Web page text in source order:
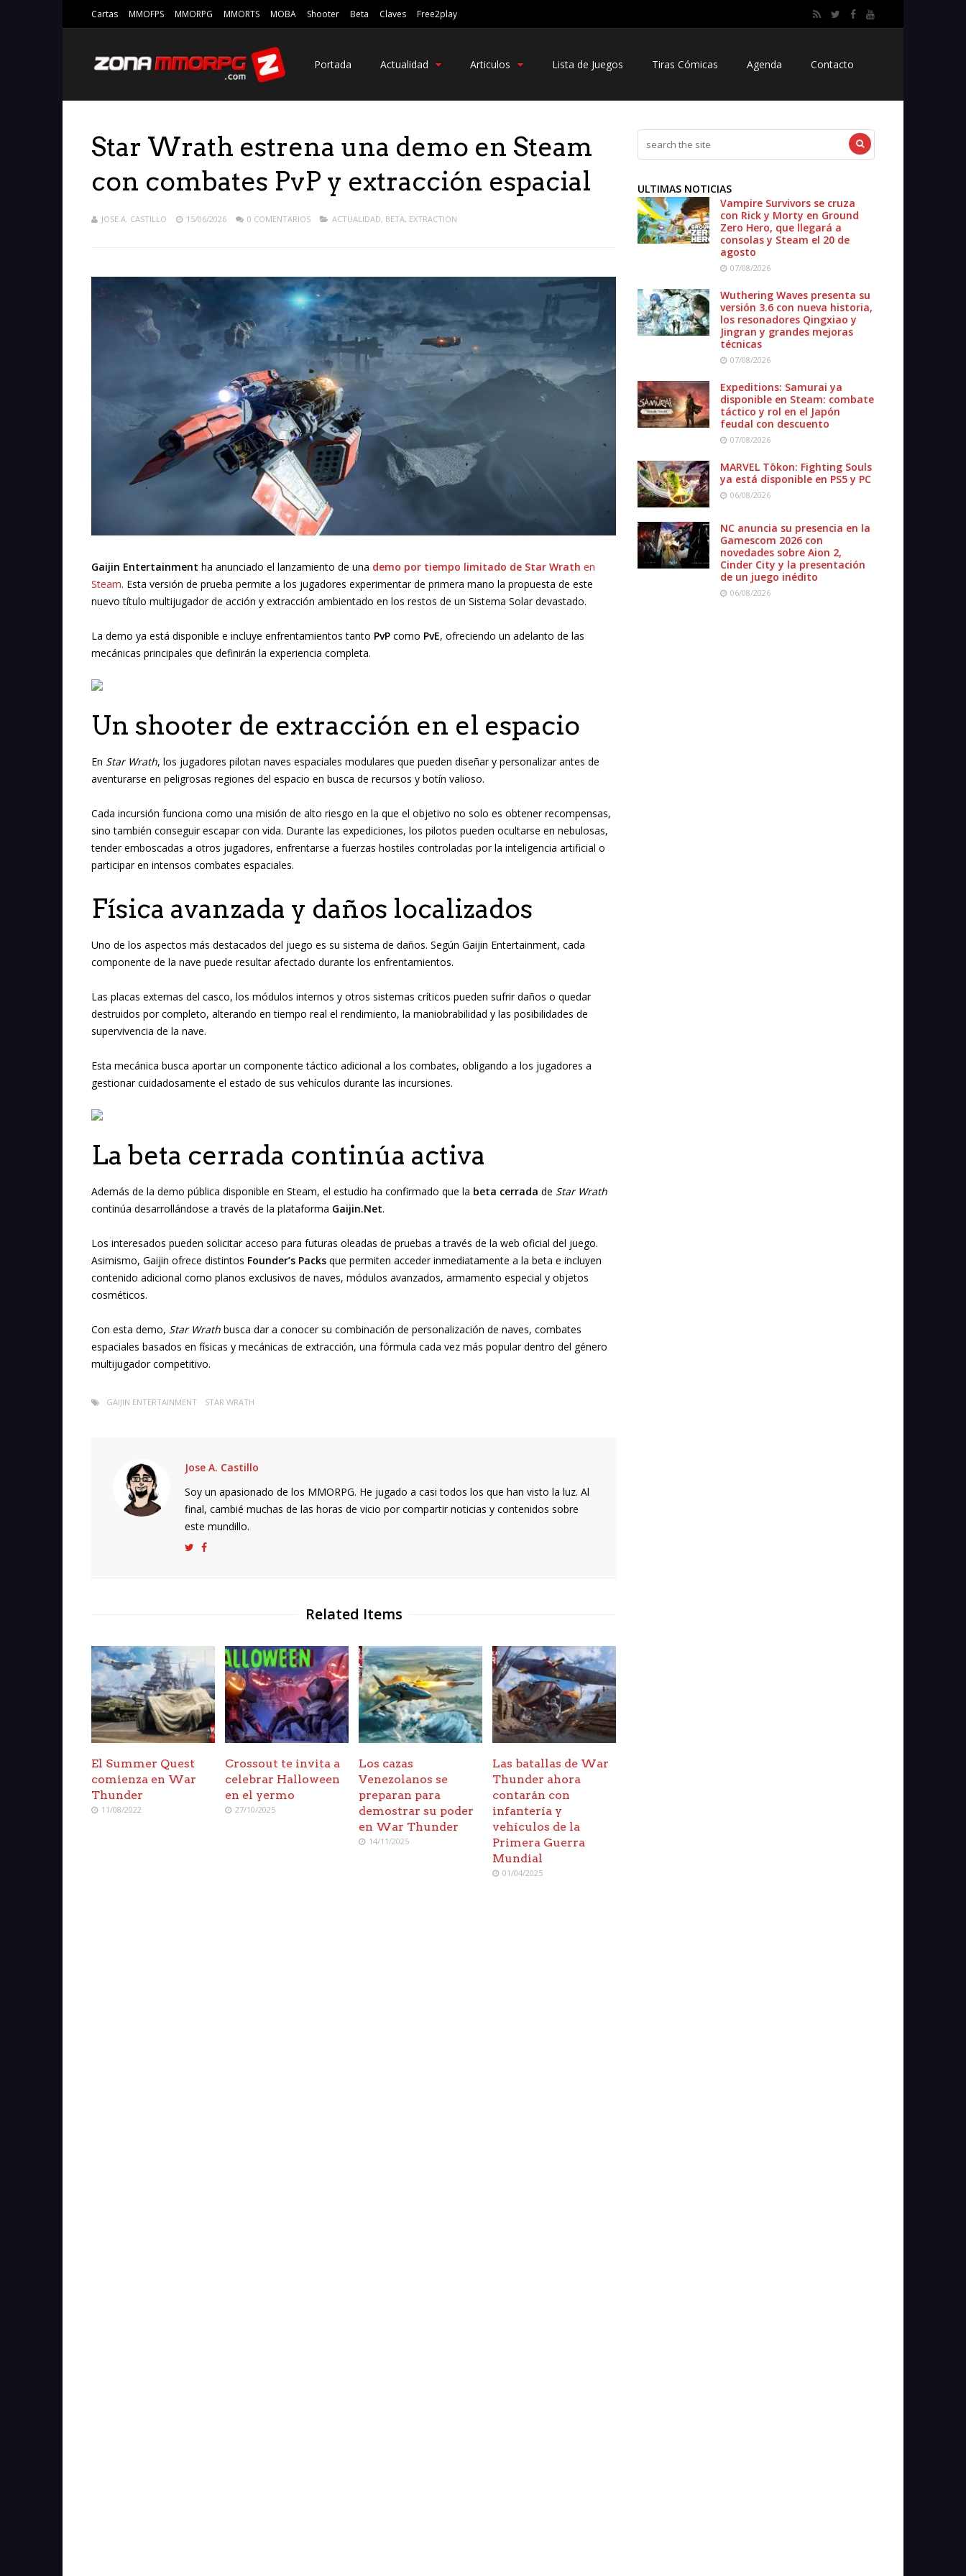
Cartas MMOFPS MMORPG MMORTS MOBA Shooter Beta Claves Free2play
Portada Actualidad Articulos Lista de Juegos Tiras Cómicas Agenda Contacto
Star Wrath estrena una demo en Steam
con combates PvP y extracción espacial
JOSE A. CASTILLO 15/06/2026 0 COMENTARIOS ACTUALIDAD, BETA, EXTRACTION
Gaijin Entertainment ha anunciado el lanzamiento de una demo por tiempo limitado de Star Wrath en
Steam. Esta versión de prueba permite a los jugadores experimentar de primera mano la propuesta de este
nuevo título multijugador de acción y extracción ambientado en los restos de un Sistema Solar devastado.
La demo ya está disponible e incluye enfrentamientos tanto PvP como PvE, ofreciendo un adelanto de las
mecánicas principales que definirán la experiencia completa.
Un shooter de extracción en el espacio
En Star Wrath, los jugadores pilotan naves espaciales modulares que pueden diseñar y personalizar antes de
aventurarse en peligrosas regiones del espacio en busca de recursos y botín valioso.
Cada incursión funciona como una misión de alto riesgo en la que el objetivo no solo es obtener recompensas,
sino también conseguir escapar con vida. Durante las expediciones, los pilotos pueden ocultarse en nebulosas,
tender emboscadas a otros jugadores, enfrentarse a fuerzas hostiles controladas por la inteligencia artificial o
participar en intensos combates espaciales.
Física avanzada y daños localizados
Uno de los aspectos más destacados del juego es su sistema de daños. Según Gaijin Entertainment, cada
componente de la nave puede resultar afectado durante los enfrentamientos.
Las placas externas del casco, los módulos internos y otros sistemas críticos pueden sufrir daños o quedar
destruidos por completo, alterando en tiempo real el rendimiento, la maniobrabilidad y las posibilidades de
supervivencia de la nave.
Esta mecánica busca aportar un componente táctico adicional a los combates, obligando a los jugadores a
gestionar cuidadosamente el estado de sus vehículos durante las incursiones.
La beta cerrada continúa activa
Además de la demo pública disponible en Steam, el estudio ha confirmado que la beta cerrada de Star Wrath
continúa desarrollándose a través de la plataforma Gaijin.Net.
Los interesados pueden solicitar acceso para futuras oleadas de pruebas a través de la web oficial del juego.
Asimismo, Gaijin ofrece distintos Founder’s Packs que permiten acceder inmediatamente a la beta e incluyen
contenido adicional como planos exclusivos de naves, módulos avanzados, armamento especial y objetos
cosméticos.
Con esta demo, Star Wrath busca dar a conocer su combinación de personalización de naves, combates
espaciales basados en físicas y mecánicas de extracción, una fórmula cada vez más popular dentro del género
multijugador competitivo.
GAIJIN ENTERTAINMENT STAR WRATH
Jose A. Castillo
Soy un apasionado de los MMORPG. He jugado a casi todos los que han visto la luz. Al
final, cambié muchas de las horas de vicio por compartir noticias y contenidos sobre
este mundillo.
Related Items
El Summer Quest
comienza en War
Thunder
11/08/2022
Crossout te invita a
celebrar Halloween
en el yermo
27/10/2025
Los cazas
Venezolanos se
preparan para
demostrar su poder
en War Thunder
14/11/2025
Las batallas de War
Thunder ahora
contarán con
infantería y
vehículos de la
Primera Guerra
Mundial
01/04/2025
ULTIMAS NOTICIAS
Vampire Survivors se cruza
con Rick y Morty en Ground
Zero Hero, que llegará a
consolas y Steam el 20 de
agosto
07/08/2026
Wuthering Waves presenta su
versión 3.6 con nueva historia,
los resonadores Qingxiao y
Jingran y grandes mejoras
técnicas
07/08/2026
Expeditions: Samurai ya
disponible en Steam: combate
táctico y rol en el Japón
feudal con descuento
07/08/2026
MARVEL Tōkon: Fighting Souls
ya está disponible en PS5 y PC
06/08/2026
NC anuncia su presencia en la
Gamescom 2026 con
novedades sobre Aion 2,
Cinder City y la presentación
de un juego inédito
06/08/2026